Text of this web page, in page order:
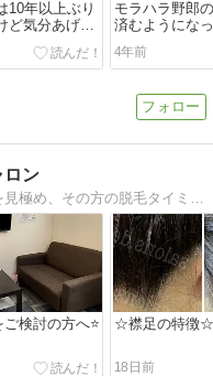
10年以上ぶり
ど気分あげぽ
モラハラ野郎
済むようにな
4年前
ロン
お一人お一人の個人差ある毛周期を見極め、その方の脱毛タイミングでご予約頂けるシステムとなっておりますので、より早く脱毛効果をご実感頂いております。
ご検討の方へ⭐️ ☆襟足の特徴☆
18日前